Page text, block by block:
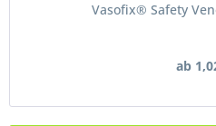
Vasofix® Safety
ab